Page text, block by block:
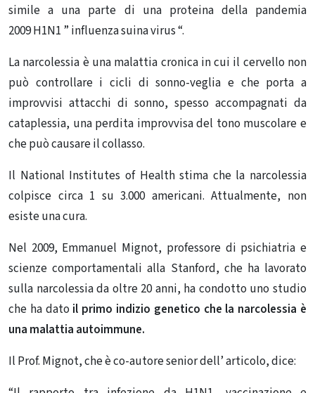
simile a una parte di una proteina della pandemia
2009 H1N1 ” influenza suina virus “.
La narcolessia è una malattia cronica in cui il cervello non
può controllare i cicli di sonno-veglia e che porta a
improvvisi attacchi di sonno, spesso accompagnati da
cataplessia, una perdita improvvisa del tono muscolare e
che può causare il collasso.
Il National Institutes of Health stima che la narcolessia
colpisce circa 1 su 3.000 americani. Attualmente, non
esiste una cura.
Nel 2009, Emmanuel Mignot, professore di psichiatria e
scienze comportamentali alla Stanford, che ha lavorato
sulla narcolessia da oltre 20 anni, ha condotto uno studio
che ha dato il primo indizio genetico che la narcolessia è
una malattia autoimmune.
Il Prof. Mignot, che è co-autore senior dell’ articolo, dice: